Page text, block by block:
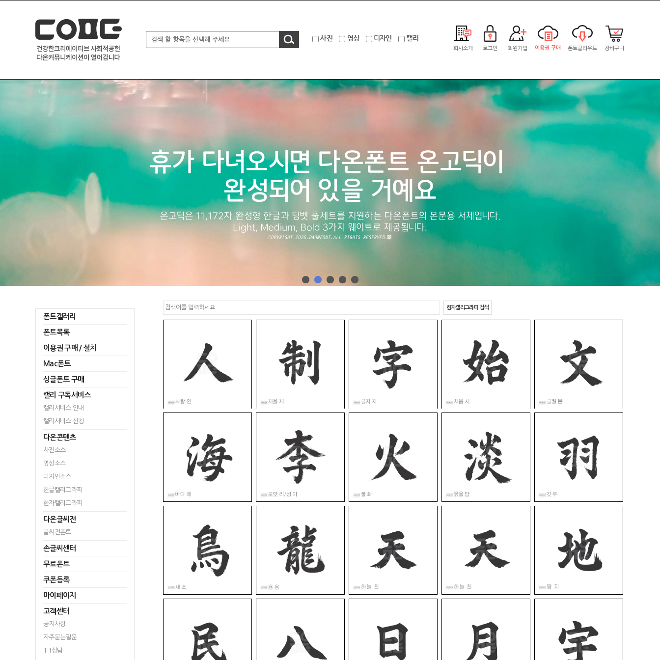
사진 영상 디자인 캘리
회사소개 로그인 회원가입 이용권 구매 폰트클라우드 장바구니
폰트갤러리
폰트목록
이용권 구매 / 설치
Mac폰트
싱글폰트 구매
캘리 구독서비스
캘리서비스 안내
캘리서비스 신청
다온콘텐츠
사진소스
영상소스
디자인소스
한글캘리그라피
한자캘리그라피
다온글씨전
글씨전폰트
손글씨센터
무료폰트
쿠폰등록
마이페이지
고객센터
공지사항
자주묻는질문
1:1상담
한자캘리그라피 검색